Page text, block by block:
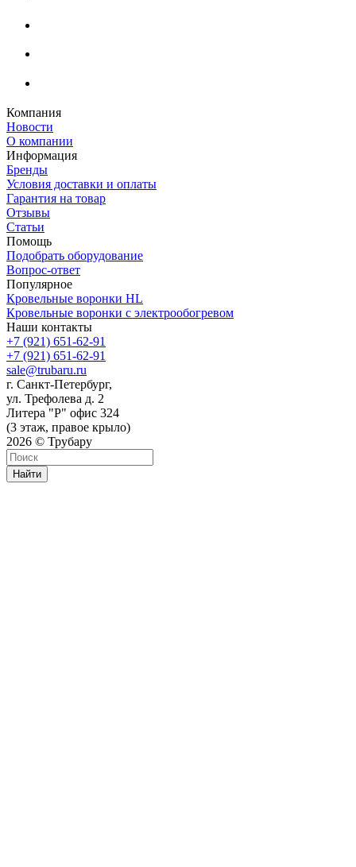
Компания
Новости
О компании
Информация
Бренды
Условия доставки и оплаты
Гарантия на товар
Отзывы
Статьи
Помощь
Подобрать оборудование
Вопрос-ответ
Популярное
Кровельные воронки HL
Кровельные воронки с электрообогревом
Наши контакты
+7 (921) 651-62-91
+7 (921) 651-62-91
sale@trubaru.ru
г. Санкт-Петербург,
ул. Трефолева д. 2
Литера "Р" офис 324
(3 этаж, правое крыло)
2026 © Трубару
Найти